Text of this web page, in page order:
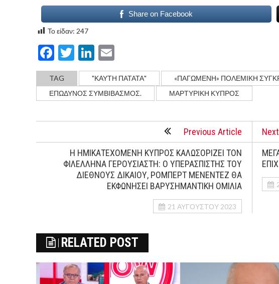
Share on Facebook
Το είδαν: 247
Facebook
TwitterLinkedIn
TAG "ΚΑΥΤΗ ΠΑΤΑΤΑ" «ΠΑΓΩΜΕΝΗ» ΠΟΛΕΜΙΚΗ
ΕΠΩΔΥΝΟΣ ΣΥΜΒΙΒΑΣΜΟΣ.
ΜΑΡΤΥΡΙΚΗ ΚΥΠΡΟΣ
Previous Article
Η ΗΜΙΚΑΤΕΧΟΜΕΝΗ ΚΥΠΡΟΣ ΚΑΛΩΣΟΡΙΖΕΙ ΤΟΝ
ΦΙΛΕΛΛΗΝΑ ΓΕΡΟΥΣΙΑΣΤΗ: Ο ΥΠΕΡΑΣΠΙΣΤΗΣ ΤΟΥ
ΔΙΕΘΝΟΥΣ ΔΙΚΑΙΟΥ, ΡΟΜΠΕΡΤ ΜΕΝΕΝΤΕΖ ΘΑ
ΕΚΦΩΝΗΣΕΙ ΒΑΡΥΣΗΜΑΝΤΙΚΗ ΟΜΙΛΙΑ
21 ΑΥΓΟΎΣΤΟΥ 2023
RELATED POST